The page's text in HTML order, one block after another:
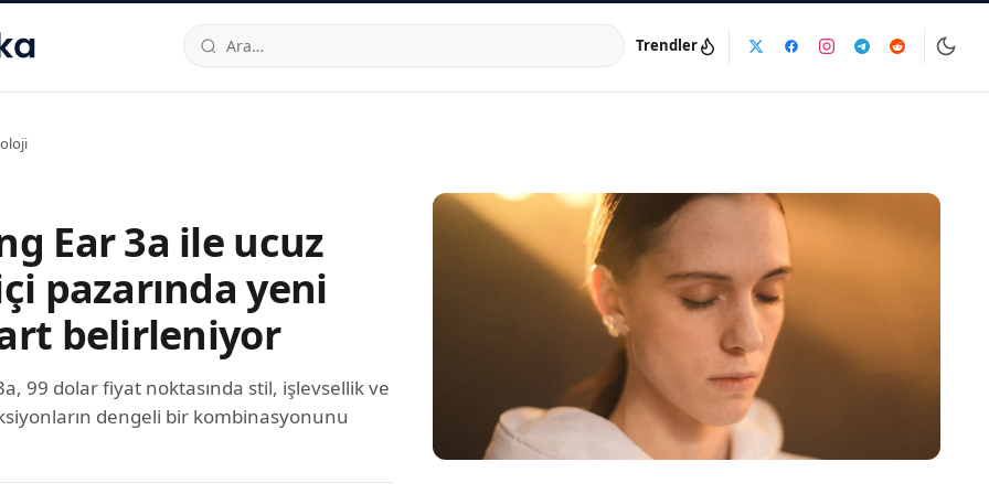
34520TRTelefon:0850 444 30 49E-posta:info@dijinika.net
Trendler
Ear 3a ile ucuz
pazarında yeni
belirleniyor
99 dolar fiyat noktasında stil, işlevsellik ve
dengeli bir kombinasyonunu